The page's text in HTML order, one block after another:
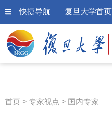
快捷导航 复旦大学首页
首页 > 专家视点 > 国内专家